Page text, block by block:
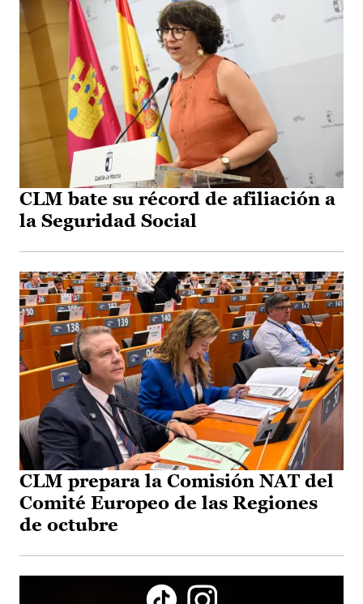
CLM bate su récord de afiliación a
la Seguridad Social
CLM prepara la Comisión NAT del
Comité Europeo de las Regiones
de octubre